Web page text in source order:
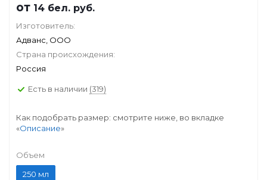
от 14 бел. руб.
Изготовитель:
Адванс, ООО
Страна происхождения:
Россия
Есть в наличии (319)
Как подобрать размер: смотрите ниже, во вкладке
«Описание»
Объем
250 мл